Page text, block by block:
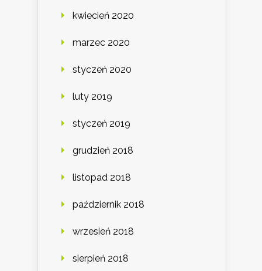
kwiecień 2020
marzec 2020
styczeń 2020
luty 2019
styczeń 2019
grudzień 2018
listopad 2018
październik 2018
wrzesień 2018
sierpień 2018